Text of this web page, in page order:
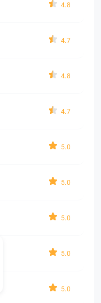
4.8
4.7
4.8
4.7
5.0
5.0
5.0
5.0
5.0